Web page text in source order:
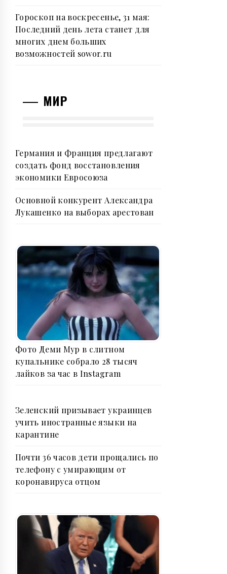
Гороскоп на воскресенье, 31 мая:
Последний день лета станет для
многих днем больших
возможностей sowor.ru
МИР
Германия и Франция предлагают
создать фонд восстановления
экономики Евросоюза
Основной конкурент Александра
Лукашенко на выборах арестован
Фото Деми Мур в слитном
купальнике собрало 28 тысяч
лайков за час в Instagram
Зеленский призывает украинцев
учить иностранные языки на
карантине
Почти 36 часов дети прощались по
телефону с умирающим от
коронавируса отцом